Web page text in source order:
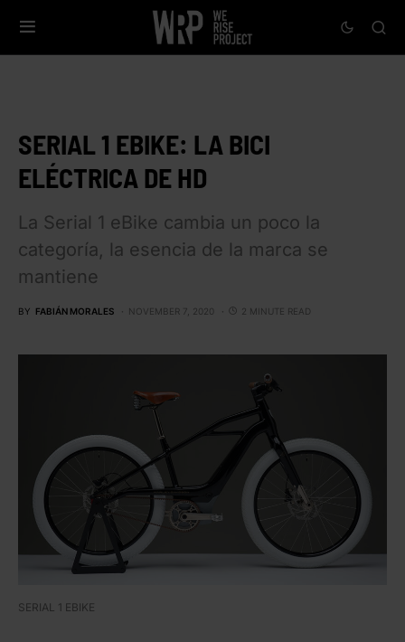
SERIAL 1 EBIKE: LA BICI
ELÉCTRICA DE HD
La Serial 1 eBike cambia un poco la
categoría, la esencia de la marca se
mantiene
BY FABIÁN MORALES NOVEMBER 7, 2020 2 MINUTE READ
SERIAL 1 EBIKE